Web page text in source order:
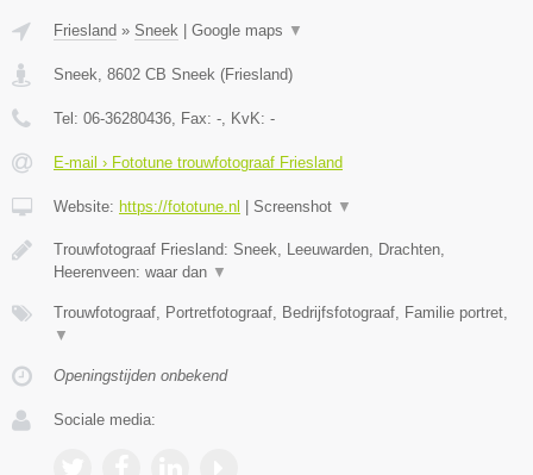
Friesland » Sneek | Google maps ▼
Sneek 8602 CB Sneek (Friesland)
Tel: 06-36280436 , Fax: - , KvK: -
E-mail › Fototune trouwfotograaf Friesland
Website: https://fototune.nl | Screenshot ▼
Trouwfotograaf Friesland: Sneek, Leeuwarden, Drachten,
Heerenveen: waar dan ▼
Trouwfotograaf, Portretfotograaf, Bedrijfsfotograaf, Familie portret,
▼
Openingstijden onbekend
Sociale media: